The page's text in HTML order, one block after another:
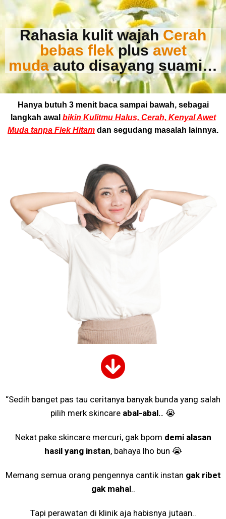
Rahasia kulit wajahCerah
bebas flekplusawet
mudaauto disayang suami…
Hanya butuh 3 menit baca sampai bawah, sebagai
langkah awal bikin Kulitmu Halus, Cerah, Kenyal Awet
Muda tanpa Flek Hitam dan segudang masalah lainnya.
“Sedih banget pas tau ceritanya banyak bunda yang salah
pilih merk skincare abal-abal.. 😭
Nekat pake skincare mercuri, gak bpom demi alasan
hasil yang instan, bahaya lho bun 😭
Memang semua orang pengennya cantik instan gak ribet
gak mahal..
Tapi perawatan di klinik aja habisnya jutaan..